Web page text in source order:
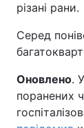
різані рани.
Серед
Оновлено.
поранених